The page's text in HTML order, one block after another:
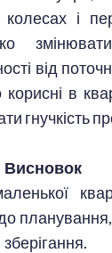
колесах і
від
в
гнучкість
Висновок